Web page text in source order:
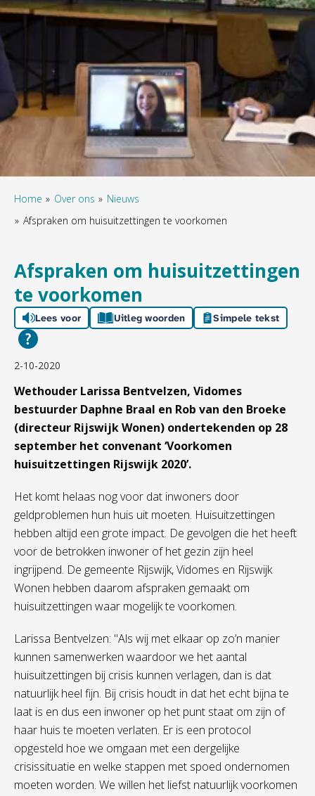
Home Over ons
Nieuws
Afspraken om huisuitzettingen te voorkomen
Afspraken om huisuitzettingen
te voorkomen
Lees voor Uitleg woorden Simpele tekst
2-10-2020
Wethouder Larissa Bentvelzen, Vidomes
bestuurder Daphne Braal en Rob van den Broeke
(directeur Rijswijk Wonen) ondertekenden op 28
september het convenant ‘Voorkomen
huisuitzettingen Rijswijk 2020’.
Het komt helaas nog voor dat inwoners door
geldproblemen hun huis uit moeten. Huisuitzettingen
hebben altijd een grote impact. De gevolgen die het heeft
voor de betrokken inwoner of het gezin zijn heel
ingrijpend. De gemeente Rijswijk, Vidomes en Rijswijk
Wonen hebben daarom afspraken gemaakt om
huisuitzettingen waar mogelijk te voorkomen.
Larissa Bentvelzen: "Als wij met elkaar op zo’n manier
kunnen samenwerken waardoor we het aantal
huisuitzettingen bij crisis kunnen verlagen, dan is dat
natuurlijk heel fijn. Bij crisis houdt in dat het echt bijna te
laat is en dus een inwoner op het punt staat om zijn of
haar huis te moeten verlaten. Er is een protocol
opgesteld hoe we omgaan met een dergelijke
crisissituatie en welke stappen met spoed ondernomen
moeten worden. We willen het liefst natuurlijk voorkomen